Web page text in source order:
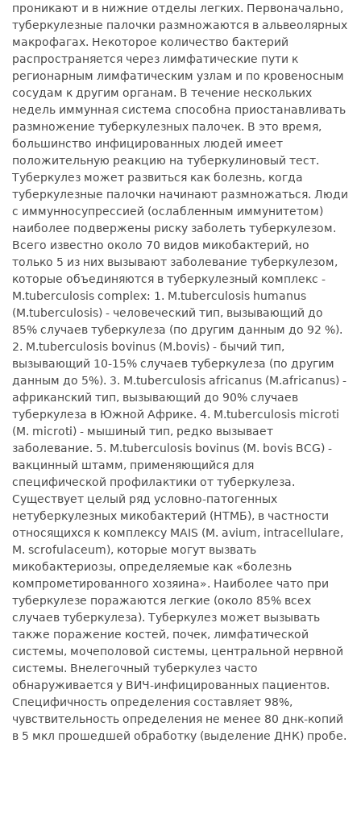
проникают и в нижние отделы легких. Первоначально,
туберкулезные палочки размножаются в альвеолярных
макрофагах. Некоторое количество бактерий
распространяется через лимфатические пути к
регионарным лимфатическим узлам и по кровеносным
сосудам к другим органам. В течение нескольких
недель иммунная система способна приостанавливать
размножение туберкулезных палочек. В это время,
большинство инфицированных людей имеет
положительную реакцию на туберкулиновый тест.
Туберкулез может развиться как болезнь, когда
туберкулезные палочки начинают размножаться. Люди
с иммунносупрессией (ослабленным иммунитетом)
наиболее подвержены риску заболеть туберкулезом.
Всего известно около 70 видов микобактерий, но
только 5 из них вызывают заболевание туберкулезом,
которые объединяются в туберкулезный комплекс -
M.tuberculosis complex: 1. M.tuberculosis humanus
(M.tuberculosis) - человеческий тип, вызывающий до
85% случаев туберкулеза (по другим данным до 92 %).
2. M.tuberculosis bovinus (M.bovis) - бычий тип,
вызывающий 10-15% случаев туберкулеза (по другим
данным до 5%). 3. M.tuberculosis africanus (M.africanus) -
африканский тип, вызывающий до 90% случаев
туберкулеза в Южной Африке. 4. M.tuberculosis microti
(M. microti) - мышиный тип, редко вызывает
заболевание. 5. M.tuberculosis bovinus (M. bovis BCG) -
вакцинный штамм, применяющийся для
специфической профилактики от туберкулеза.
Существует целый ряд условно-патогенных
нетуберкулезных микобактерий (НТМБ), в частности
относящихся к комплексу MAIS (M. avium, intracellulare,
M. scrofulaceum), которые могут вызвать
микобактериозы, определяемые как «болезнь
компрометированного хозяина». Наиболее чато при
туберкулезе поражаются легкие (около 85% всех
случаев туберкулеза). Туберкулез может вызывать
также поражение костей, почек, лимфатической
системы, мочеполовой системы, центральной нервной
системы. Внелегочный туберкулез часто
обнаруживается у ВИЧ-инфицированных пациентов.
Специфичность определения составляет 98%,
чувствительность определения не менее 80 днк-копий
в 5 мкл прошедшей обработку (выделение ДНК) пробе.